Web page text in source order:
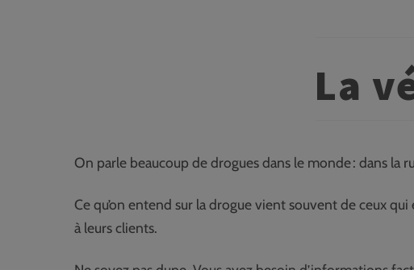
La
On parle beaucoup de drogues dans le monde : dans la
Ce qu’on entend sur la drogue vient souvent de ceux
à leurs clients.